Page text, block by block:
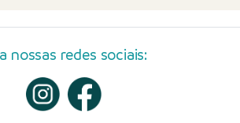
nossas redes sociais: